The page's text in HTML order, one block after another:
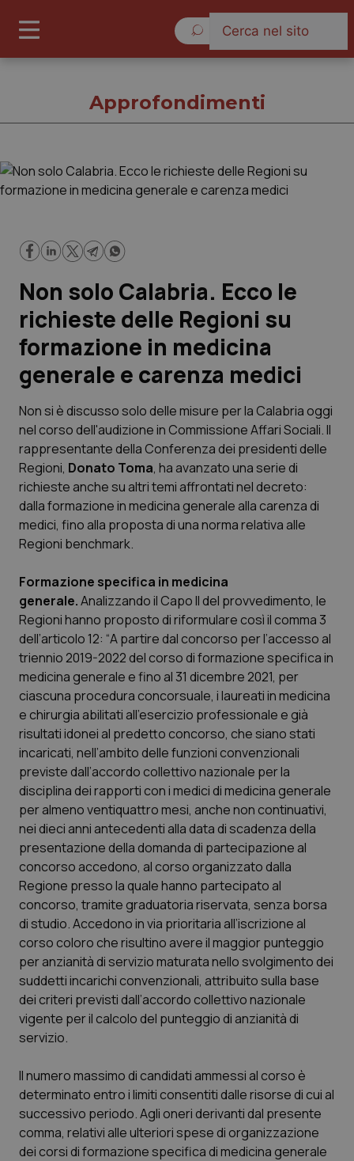
Governo e Parlamento
Regioni e Asl
Lavoro e Professioni
Scienza e Farmaci
Studi e Analisi
Lettere al direttore
Edizioni Regionali
QS Pro
Professionisti Sanitari.AI
Abruzzo
Basilicata
Calabria
Campania
Emilia-Romagna
Friuli Venezia Giulia
Lazio
Liguria
Lombardia
Marche
Piemonte
Provincia Autonoma di Bolzano
QS Pro Gold
Artrite & artrosi
Asma & BPCO
Car-T
Colesterolo & coronaropatie
Dermatite Atopica
Diabete & glucometri
Disturbi dell’umore
Dolore
Donna & Salute
HIV
Infezioni & Febbre
QS Club Newsletter
Approfondimenti
Non solo Calabria. Ecco le
richieste delle Regioni su
formazione in medicina
generale e carenza medici
Non si è discusso solo delle misure per la Calabria oggi
nel corso dell'audizione in Commissione Affari Sociali. Il
rappresentante della Conferenza dei presidenti delle
Regioni, Donato Toma, ha avanzato una serie di
richieste anche su altri temi affrontati nel decreto:
dalla formazione in medicina generale alla carenza di
medici, fino alla proposta di una norma relativa alle
Regioni benchmark.
Formazione specifica in medicina
generale.Analizzando il Capo II del provvedimento, le
Regioni hanno proposto di riformulare così il comma 3
dell’articolo 12: “A partire dal concorso per l’accesso al
triennio 2019-2022 del corso di formazione specifica in
medicina generale e fino al 31 dicembre 2021, per
ciascuna procedura concorsuale, i laureati in medicina
e chirurgia abilitati all’esercizio professionale e già
risultati idonei al predetto concorso, che siano stati
incaricati, nell’ambito delle funzioni convenzionali
previste dall’accordo collettivo nazionale per la
disciplina dei rapporti con i medici di medicina generale
per almeno ventiquattro mesi, anche non continuativi,
nei dieci anni antecedenti alla data di scadenza della
presentazione della domanda di partecipazione al
concorso accedono, al corso organizzato dalla
Regione presso la quale hanno partecipato al
concorso, tramite graduatoria riservata, senza borsa
di studio. Accedono in via prioritaria all’iscrizione al
corso coloro che risultino avere il maggior punteggio
per anzianità di servizio maturata nello svolgimento dei
suddetti incarichi convenzionali, attribuito sulla base
dei criteri previsti dall’accordo collettivo nazionale
vigente per il calcolo del punteggio di anzianità di
servizio.
Il numero massimo di candidati ammessi al corso è
determinato entro i limiti consentiti dalle risorse di cui al
successivo periodo. Agli oneri derivanti dal presente
comma, relativi alle ulteriori spese di organizzazione
dei corsi di formazione specifica di medicina generale